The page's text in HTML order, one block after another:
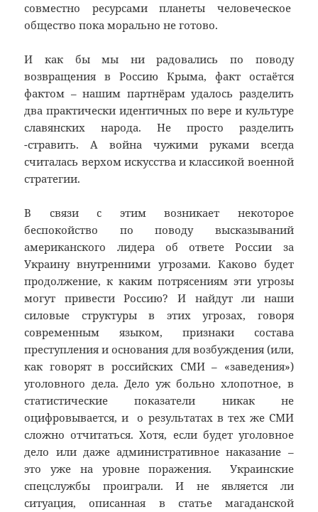
совместно ресурсами планеты человеческое
общество пока морально не готово.
И как бы мы ни радовались по поводу
возвращения в Россию Крыма, факт остаётся
фактом – нашим партнёрам удалось разделить
два практически идентичных по вере и культуре
славянских народа. Не просто разделить
-стравить. А война чужими руками всегда
считалась верхом искусства и классикой военной
стратегии.
В связи с этим возникает некоторое
беспокойство по поводу высказываний
американского лидера об ответе России за
Украину внутренними угрозами. Каково будет
продолжение, к каким потрясениям эти угрозы
могут привести Россию? И найдут ли наши
силовые структуры в этих угрозах, говоря
современным языком, признаки состава
преступления и основания для возбуждения (или,
как говорят в российских СМИ – «заведения»)
уголовного дела. Дело уж больно хлопотное, в
статистические показатели никак не
оцифровывается, и о результатах в тех же СМИ
сложно отчитаться. Хотя, если будет уголовное
дело или даже административное наказание –
это уже на уровне поражения. Украинские
спецслужбы проиграли. И не является ли
ситуация, описанная в статье магаданской